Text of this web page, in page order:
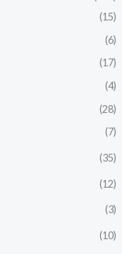
(15)
(6)
(17)
(4)
(28)
(7)
(35)
(12)
(3)
(10)